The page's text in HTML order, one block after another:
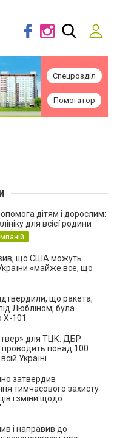
Спецрозділ
Помогатор
дітям і дорослим:
для всієї родини
що США можуть
«майже все, що
що ракета,
Любліном, була
Х-101
для ТЦК: ДБР
понад 100
Україні
затвердив
тимчасового захисту
і зміни щодо
і направив до